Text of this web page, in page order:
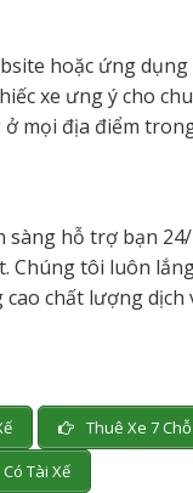
hoặc ứng
xe ưng ý cho
mọi địa điểm
hỗ trợ bạn
Chúng tôi luôn
chất lượng dịch
Thuê Xe 7
Tài Xế